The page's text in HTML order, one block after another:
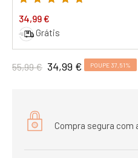
34,99 €
Grátis
55,99 € 34,99 € POUPE 37,51%
Compra segura com